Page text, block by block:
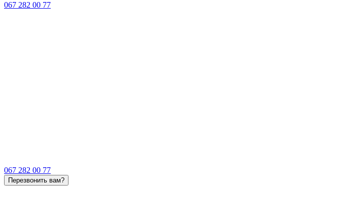
067 282 00 77
067 282 00 77
Перезвонить вам?